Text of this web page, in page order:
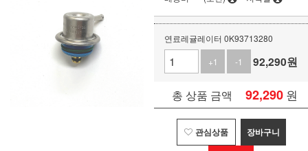
연료레귤레이터 0K93713280
+1
-1 92,290원
총 상품 금액 92,290 원
관심상품 장바구니